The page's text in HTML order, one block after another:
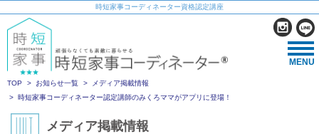
時短家事コーディネーター資格認定講座
MENU
TOP お知らせ一覧
メディア掲載情報
時短家事コーディネーター認定講師のみくろママがアプリに登場！
メディア掲載情報